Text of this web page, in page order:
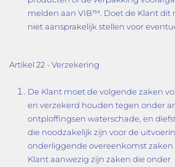
melden aan VIB™. Doet de Klant dit
niet aansprakelijk stellen voor
Artikel 22 - Verzekering
De Klant moet de volgende zaken
en verzekerd houden tegen onder
ontploffingsen waterschade, en
die noodzakelijk zijn voor de
onderliggende overeenkomst
Klant aanwezig zijn zaken die onder